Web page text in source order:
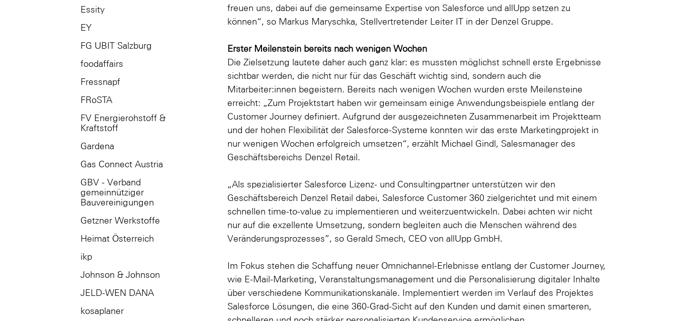
Essity
EY
FG UBIT Salzburg
foodaffairs
Fressnapf
FRoSTA
FV Energierohstoff &
Kraftstoff
Gardena
Gas Connect Austria
GBV - Verband
gemeinnütziger
Bauvereinigungen
Getzner Werkstoffe
Heimat Österreich
ikp
Johnson & Johnson
JELD-WEN DANA
kosaplaner
freuen uns, dabei auf die gemeinsame Expertise von Salesforce und allUpp setzen zu
können“, so Markus Maryschka, Stellvertretender Leiter IT in der Denzel Gruppe.
Erster Meilenstein bereits nach wenigen Wochen
Die Zielsetzung lautete daher auch ganz klar: es mussten möglichst schnell erste Ergebnisse
sichtbar werden, die nicht nur für das Geschäft wichtig sind, sondern auch die
Mitarbeiter:innen begeistern. Bereits nach wenigen Wochen wurden erste Meilensteine
erreicht: „Zum Projektstart haben wir gemeinsam einige Anwendungsbeispiele entlang der
Customer Journey definiert. Aufgrund der ausgezeichneten Zusammenarbeit im Projektteam
und der hohen Flexibilität der Salesforce-Systeme konnten wir das erste Marketingprojekt in
nur wenigen Wochen erfolgreich umsetzen“, erzählt Michael Gindl, Salesmanager des
Geschäftsbereichs Denzel Retail.
„Als spezialisierter Salesforce Lizenz- und Consultingpartner unterstützen wir den
Geschäftsbereich Denzel Retail dabei, Salesforce Customer 360 zielgerichtet und mit einem
schnellen time-to-value zu implementieren und weiterzuentwickeln. Dabei achten wir nicht
nur auf die exzellente Umsetzung, sondern begleiten auch die Menschen während des
Veränderungsprozesses”, so Gerald Smech, CEO von allUpp GmbH.
Im Fokus stehen die Schaffung neuer Omnichannel-Erlebnisse entlang der Customer Journey,
wie E-Mail-Marketing, Veranstaltungsmanagement und die Personalisierung digitaler Inhalte
über verschiedene Kommunikationskanäle. Implementiert werden im Verlauf des Projektes
Salesforce Lösungen, die eine 360-Grad-Sicht auf den Kunden und damit einen smarteren,